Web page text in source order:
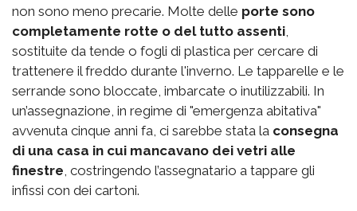
non sono meno precarie. Molte delle porte sono
completamente rotte o del tutto assenti
sostituite da tende o fogli di plastica per cercare di
trattenere il freddo durante l'inverno. Le tapparelle e le
serrande sono bloccate, imbarcate o inutilizzabili. In
un’assegnazione, in regime di "emergenza abitativa"
avvenuta cinque anni fa, ci sarebbe stata la consegna
di una casa in cui mancavano dei vetri alle
finestre , costringendo l’assegnatario a tappare gli
infissi con dei cartoni.